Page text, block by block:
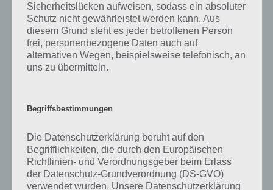
Seit wann die Festlegung einer Woche mit 7 Tagen existiert, kann
heute nicht mehr zurückverfolgt werden. Vermutlich durch die
Kalenderreform des Gaius Iulius Caesar im Jahre 45 v. Chr., der die
Siebentagewoche vorsah.
Ein Jahr hat mindestens 52 Wochen. Allerdings gibt es
die Woche, in der der 1. Januar liegt. In Deutschland regelt es die ISO
Woche gibt es auch in Verbindungen, zum Beispiel sehr bekannt ist
die sogenannte englische Woche. Darunter versteht man im
deutschen Fußball und auch anderen Sportarten, wenn eine
Sicherheitslücken aufweisen, sodass ein absoluter
Schutz nicht gewährleistet werden kann. Aus
diesem Grund steht es jeder betroffenen Person
frei, personenbezogene Daten auch auf
alternativen Wegen, beispielsweise telefonisch, an
uns zu übermitteln.
Begriffsbestimmungen
Die Datenschutzerklärung beruht auf den
Begrifflichkeiten, die durch den Europäischen
Richtlinien- und Verordnungsgeber beim Erlass
der Datenschutz-Grundverordnung (DS-GVO)
verwendet wurden. Unsere Datenschutzerklärung